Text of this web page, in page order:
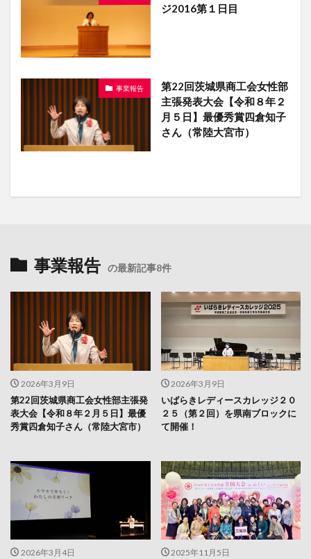
ジ2016第１日目
事業報告
第22回茨城県商工会女性部
主張発表大会【令和８年２
月５日】最優秀賞四倉知子
さん（常陸大宮市）
事業報告 の最新記事8件
2026年3月9日
第22回茨城県商工会女性部主張発
表大会【令和８年２月５日】最優
秀賞四倉知子さん（常陸大宮市）
2026年3月9日
いばらきレディースカレッジ２０
２５（第２回）を県南ブロックに
て開催！
2026年3月4日 2025年11月5日